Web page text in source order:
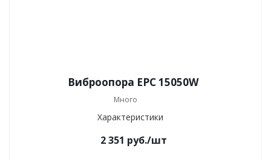
Виброопора EPC 15050W
Много
Характеристики
2 351 руб./шт